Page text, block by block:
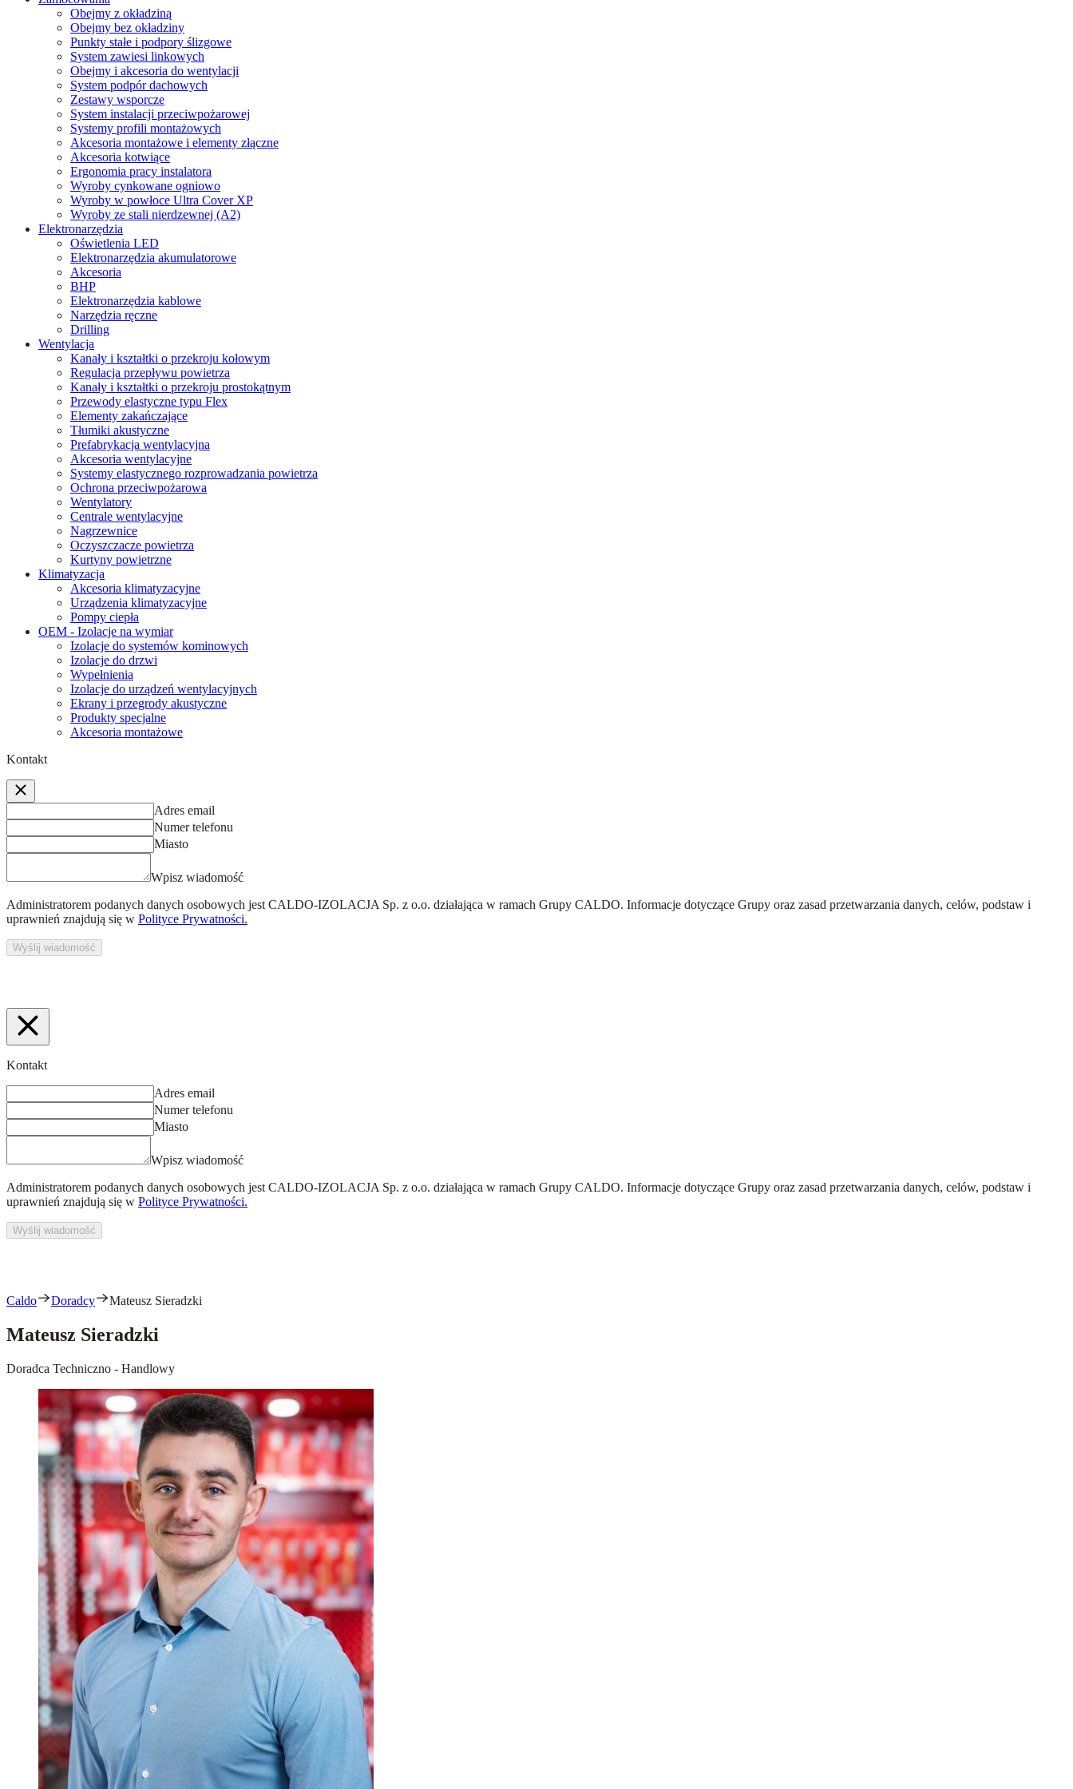
Obejmy z okładziną
Obejmy bez okładziny
Punkty stałe i podpory ślizgowe
System zawiesi linkowych
Obejmy i akcesoria do wentylacji
System podpór dachowych
Zestawy wsporcze
System instalacji przeciwpożarowej
Systemy profili montażowych
Akcesoria montażowe i elementy złączne
Akcesoria kotwiące
Ergonomia pracy instalatora
Wyroby cynkowane ogniowo
Wyroby w powłoce Ultra Cover XP
Wyroby ze stali nierdzewnej (A2)
Elektronarzędzia
Oświetlenia LED
Elektronarzędzia akumulatorowe
Akcesoria
BHP
Elektronarzędzia kablowe
Narzędzia ręczne
Drilling
Wentylacja
Kanały i kształtki o przekroju kołowym
Regulacja przepływu powietrza
Kanały i kształtki o przekroju prostokątnym
Przewody elastyczne typu Flex
Elementy zakańczające
Tłumiki akustyczne
Prefabrykacja wentylacyjna
Akcesoria wentylacyjne
Systemy elastycznego rozprowadzania powietrza
Ochrona przeciwpożarowa
Wentylatory
Centrale wentylacyjne
Nagrzewnice
Oczyszczacze powietrza
Kurtyny powietrzne
Klimatyzacja
Akcesoria klimatyzacyjne
Urządzenia klimatyzacyjne
Pompy ciepła
OEM - Izolacje na wymiar
Izolacje do systemów kominowych
Izolacje do drzwi
Wypełnienia
Izolacje do urządzeń wentylacyjnych
Ekrany i przegrody akustyczne
Produkty specjalne
Akcesoria montażowe
Kontakt
Adres email
Numer telefonu
Miasto
Wpisz wiadomość
Administratorem podanych danych osobowych jest CALDO-IZOLACJA Sp. z o.o. działająca w ramach Grupy CALDO. Informacje dotyczące Grupy oraz zasad przetwarzania danych, celów, podstaw i
uprawnień znajdują się w Polityce Prywatności.
Wyślij wiadomość
Kontakt
Adres email
Numer telefonu
Miasto
Wpisz wiadomość
Administratorem podanych danych osobowych jest CALDO-IZOLACJA Sp. z o.o. działająca w ramach Grupy CALDO. Informacje dotyczące Grupy oraz zasad przetwarzania danych, celów, podstaw i
uprawnień znajdują się w Polityce Prywatności.
Wyślij wiadomość
Caldo Doradcy Mateusz Sieradzki
Mateusz Sieradzki
Doradca Techniczno - Handlowy